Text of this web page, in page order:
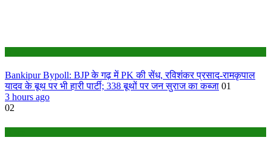
Bankipur Bypoll: BJP के गढ़ में PK की सेंध, रविशंकर प्रसाद-रामकृपाल
यादव के बूथ पर भी हारी पार्टी; 338 बूथों पर जन सुराज का कब्जा 01
3 hours ago
02